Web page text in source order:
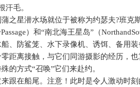
汗毛。
之星潜水场就位于被称为约瑟夫?班克
）和“南北海王星岛”（
、防鲨笼、水下录像机、诱饵、备用
距离接触，与它们同游摄影的经历，也
的方式“召唤”它们来赴约。
跟在船尾。注意！此时是令人激动时